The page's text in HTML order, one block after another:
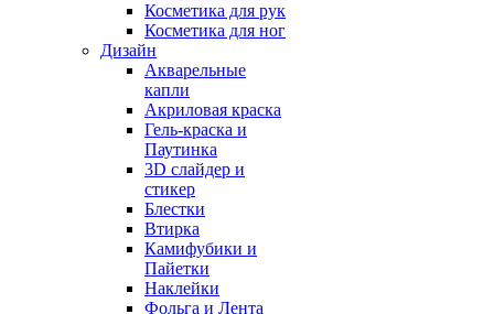
Косметика для рук
Косметика для ног
Дизайн
Акварельные
капли
Акриловая краска
Гель-краска и
Паутинка
3D слайдер и
стикер
Блестки
Втирка
Камифубики и
Пайетки
Наклейки
Фольга и Лента